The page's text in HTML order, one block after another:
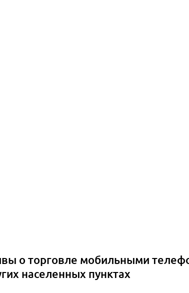
о торговле мобильными
населенных пунктах